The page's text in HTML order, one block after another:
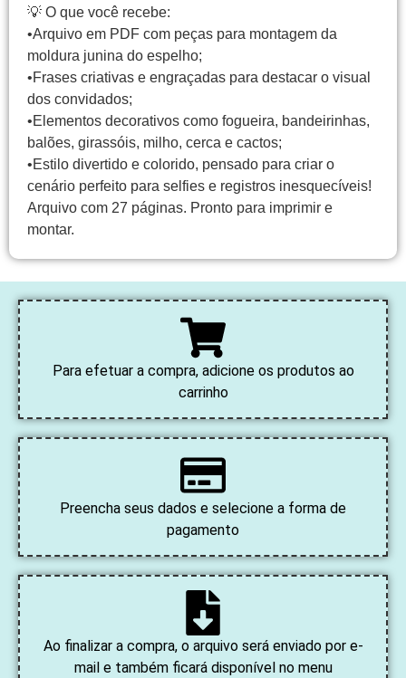
💡 O que você recebe:
•Arquivo em PDF com peças para montagem da
moldura junina do espelho;
•Frases criativas e engraçadas para destacar o visual
dos convidados;
•Elementos decorativos como fogueira, bandeirinhas,
balões, girassóis, milho, cerca e cactos;
•Estilo divertido e colorido, pensado para criar o
cenário perfeito para selfies e registros inesquecíveis!
Arquivo com 27 páginas. Pronto para imprimir e
montar.
Para efetuar a compra, adicione os produtos ao
carrinho
Preencha seus dados e selecione a forma de
pagamento
Ao finalizar a compra, o arquivo será enviado por e-
mail e também ficará disponível no menu